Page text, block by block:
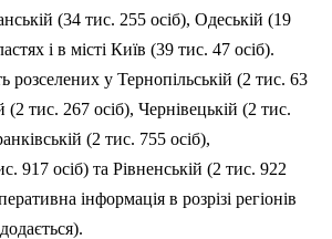
(34 тис. 255 осіб), Одеській (19
і в місті Київ (39 тис. 47 осіб).
розселених у Тернопільській (2 тис. 63
тис. 267 осіб), Чернівецькій (2 тис.
(2 тис. 755 осіб),
917 осіб) та Рівненській (2 тис. 922
інформація в розрізі регіонів